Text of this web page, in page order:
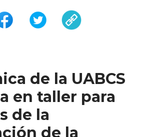
de la UABCS
en taller para
de la
de la